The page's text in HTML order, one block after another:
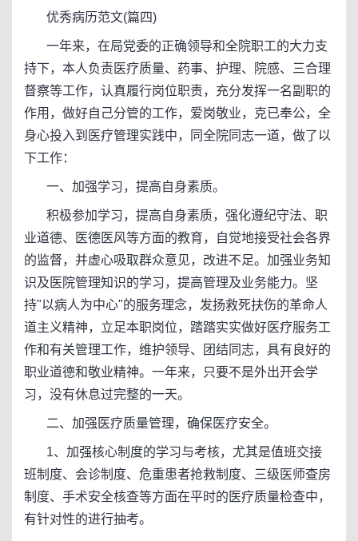
优秀病历范文(篇四)
一年来，在局党委的正确领导和全院职工的大力支
持下，本人负责医疗质量、药事、护理、院感、三合理
督察等工作，认真履行岗位职责，充分发挥一名副职的
作用，做好自己分管的工作，爱岗敬业，克已奉公，全
身心投入到医疗管理实践中，同全院同志一道，做了以
下工作：
一、加强学习，提高自身素质。
积极参加学习，提高自身素质，强化遵纪守法、职
业道德、医德医风等方面的教育，自觉地接受社会各界
的监督，并虚心吸取群众意见，改进不足。加强业务知
识及医院管理知识的学习，提高管理及业务能力。坚
持"以病人为中心"的服务理念，发扬救死扶伤的革命人
道主义精神，立足本职岗位，踏踏实实做好医疗服务工
作和有关管理工作，维护领导、团结同志，具有良好的
职业道德和敬业精神。一年来，只要不是外出开会学
习，没有休息过完整的一天。
二、加强医疗质量管理，确保医疗安全。
1、加强核心制度的学习与考核，尤其是值班交接
班制度、会诊制度、危重患者抢救制度、三级医师查房
制度、手术安全核查等方面在平时的医疗质量检查中，
有针对性的进行抽考。